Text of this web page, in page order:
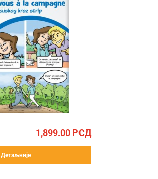
1,899.00 РСД
Детаљније